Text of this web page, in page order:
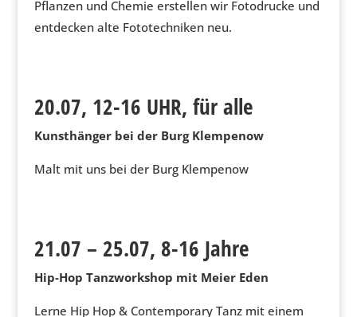
Pflanzen und Chemie erstellen wir Fotodrucke und
entdecken alte Fototechniken neu.
20.07, 12-16 UHR, für alle
Kunsthänger bei der Burg Klempenow
Malt mit uns bei der Burg Klempenow
21.07 – 25.07, 8-16 Jahre
Hip-Hop Tanzworkshop mit Meier Eden
Lerne Hip Hop & Contemporary Tanz mit einem